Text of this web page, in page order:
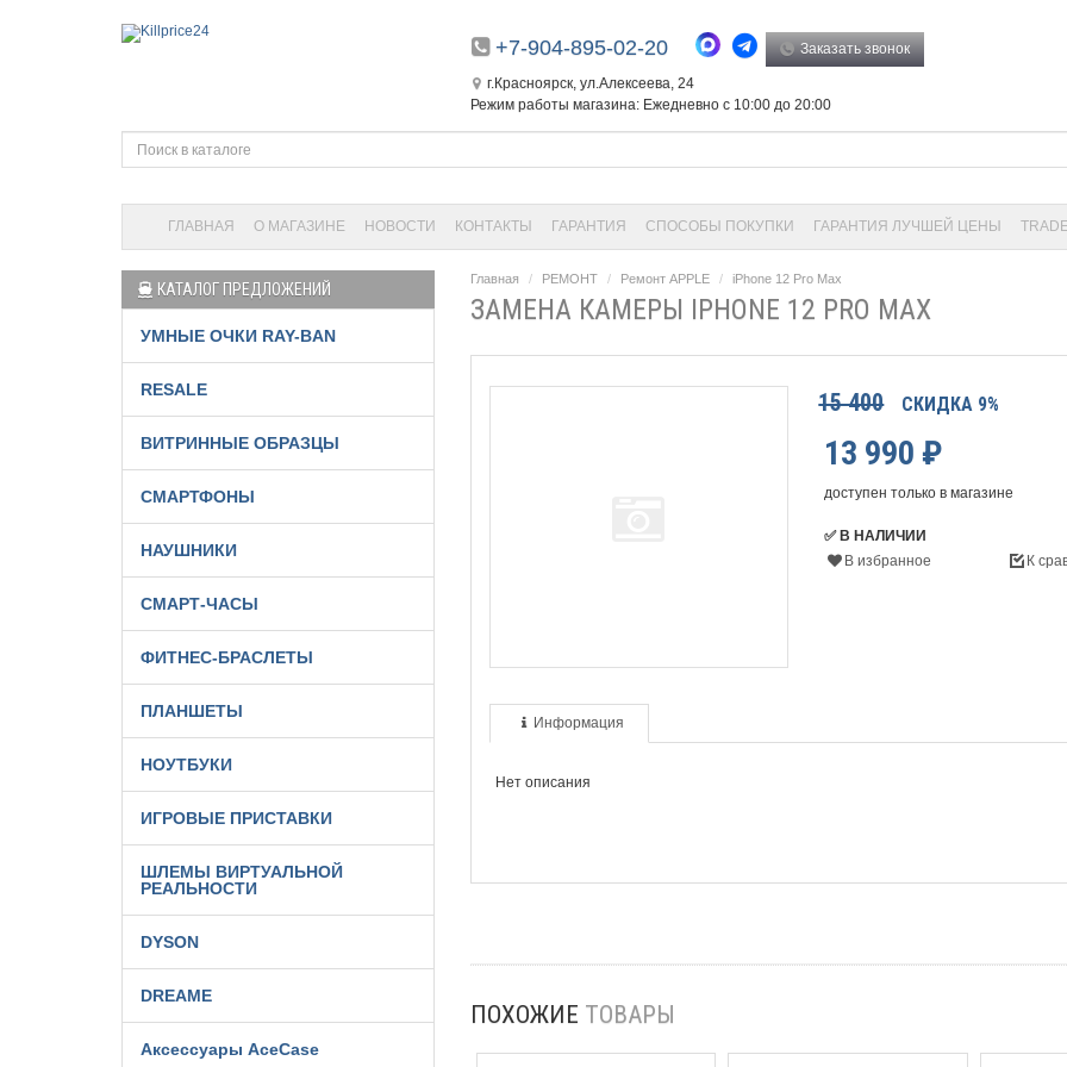
+7-904-895-02-20 Заказать звонок
г.Красноярск, ул.Алексеева, 24
Режим работы магазина: Ежедневно с 10:00 до 20:00
ГЛАВНАЯ О МАГАЗИНЕ НОВОСТИ КОНТАКТЫ ГАРАНТИЯ СПОСОБЫ ПОКУПКИ ГАРАНТИЯ ЛУЧШЕЙ ЦЕНЫ
Главная РЕМОНТ Ремонт APPLE iPhone 12 Pro Max
ЗАМЕНА КАМЕРЫ IPHONE 12 PRO MAX
15 400 СКИДКА 9%
13 990 ₽
доступен только в магазине
✅ В НАЛИЧИИ
В избранное
К
Информация
Нет описания
ПОХОЖИЕ ТОВАРЫ
КАТАЛОГ ПРЕДЛОЖЕНИЙ
УМНЫЕ ОЧКИ RAY-BAN
RESALE
ВИТРИННЫЕ ОБРАЗЦЫ
СМАРТФОНЫ
НАУШНИКИ
СМАРТ-ЧАСЫ
ФИТНЕС-БРАСЛЕТЫ
ПЛАНШЕТЫ
НОУТБУКИ
ИГРОВЫЕ ПРИСТАВКИ
ШЛЕМЫ ВИРТУАЛЬНОЙ
РЕАЛЬНОСТИ
DYSON
DREAME
Аксессуары AceCase